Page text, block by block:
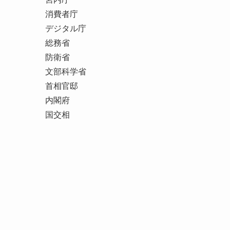
消費者庁
デジタル庁
総務省
防衛省
文部科学省
首相官邸
内閣府
国交相